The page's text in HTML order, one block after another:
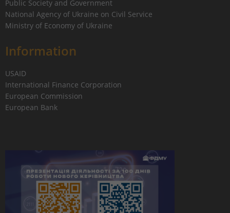
Public Society and Government
National Agency of Ukraine on Civil Service
Ministry of Economy of Ukraine
Information
USAID
International Finance Corporation
European Commission
European Bank